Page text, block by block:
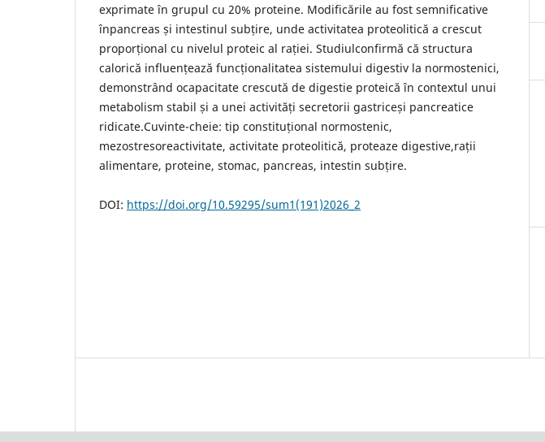
exprimate în grupul cu 20% proteine. Modificările au fost semnificative
înpancreas și intestinul subțire, unde activitatea proteolitică a crescut
proporțional cu nivelul proteic al rației. Studiulconfirmă că structura
calorică influențează funcționalitatea sistemului digestiv la normostenici,
demonstrând ocapacitate crescută de digestie proteică în contextul unui
metabolism stabil și a unei activități secretorii gastriceși pancreatice
ridicate.Cuvinte-cheie: tip constituțional normostenic,
mezostresoreactivitate, activitate proteolitică, proteaze digestive,rații
alimentare, proteine, stomac, pancreas, intestin subțire.
DOI: https://doi.org/10.59295/sum1(191)2026_ 2